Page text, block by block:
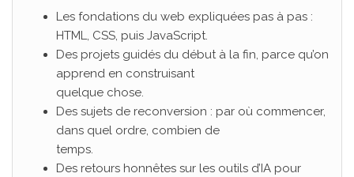
Les fondations du web expliquées pas à pas :
HTML, CSS, puis JavaScript.
Des projets guidés du début à la fin, parce qu’on
apprend en construisant
quelque chose.
Des sujets de reconversion : par où commencer,
dans quel ordre, combien de
temps.
Des retours honnêtes sur les outils d’IA pour